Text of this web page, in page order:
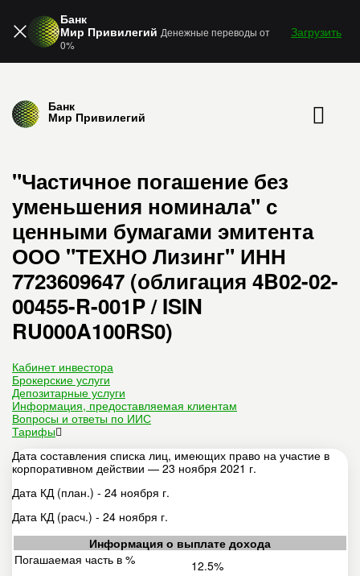
Банк
Мир Привилегий Денежные переводы от
0%
Загрузить
Банк
Мир Привилегий
"Частичное погашение без
уменьшения номинала" с
ценными бумагами эмитента
ООО "ТЕХНО Лизинг" ИНН
7723609647 (облигация 4B02-02-
00455-R-001P / ISIN
RU000A100RS0)
Кабинет инвестора
Брокерские услуги
Депозитарные услуги
Информация, предоставляемая клиентам
Вопросы и ответы по ИИС
Тарифы
Дата составления списка лиц, имеющих право на участие в
корпоративном действии — 23 ноября 2021 г.
Дата КД (план.) - 24 ноября г.
Дата КД (расч.) - 24 ноября г.
Информация о выплате дохода
Погашаемая часть в %
12.5%